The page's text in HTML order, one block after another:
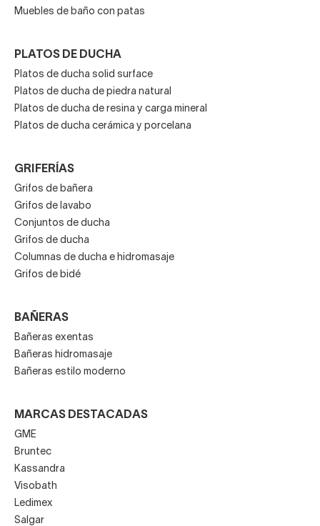
Muebles de baño con patas
PLATOS DE DUCHA
Platos de ducha solid surface
Platos de ducha de piedra natural
Platos de ducha de resina y carga mineral
Platos de ducha cerámica y porcelana
GRIFERÍAS
Grifos de bañera
Grifos de lavabo
Conjuntos de ducha
Grifos de ducha
Columnas de ducha e hidromasaje
Grifos de bidé
BAÑERAS
Bañeras exentas
Bañeras hidromasaje
Bañeras estilo moderno
MARCAS DESTACADAS
GME
Bruntec
Kassandra
Visobath
Ledimex
Salgar